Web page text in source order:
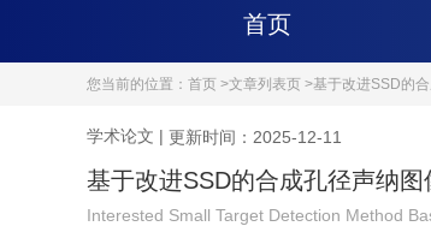
首页
您当前的位置： 首页 >文章列表页 >基于改进SSD的
学术论文 | 更新时间：2025-12-11
基于改进SSD的合成孔径声纳
Interested Small Target Detection Method